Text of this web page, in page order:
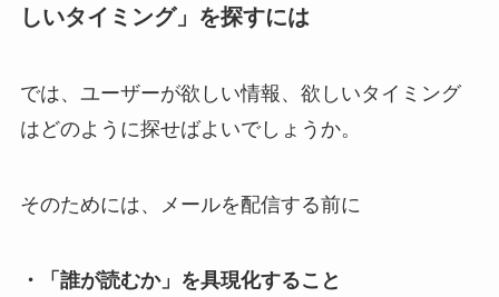
しいタイミング」を探すには
では、ユーザーが欲しい情報、欲しいタイミング
はどのように探せばよいでしょうか。
そのためには、メールを配信する前に
・「誰が読むか」を具現化すること